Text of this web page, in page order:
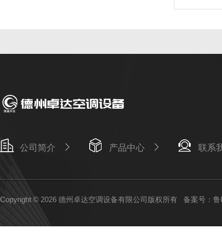
公司简介 产品中心 联系
Copyright © 2026 德州卓达空调设备有限公司版权所有 备案号：